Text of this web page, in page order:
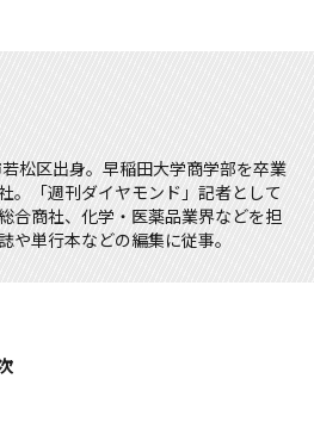
松区出身。早稲田大学商学部を卒業
。「週刊ダイヤモンド」記者として
合商社、化学・医薬品業界などを担
や単行本などの編集に従事。